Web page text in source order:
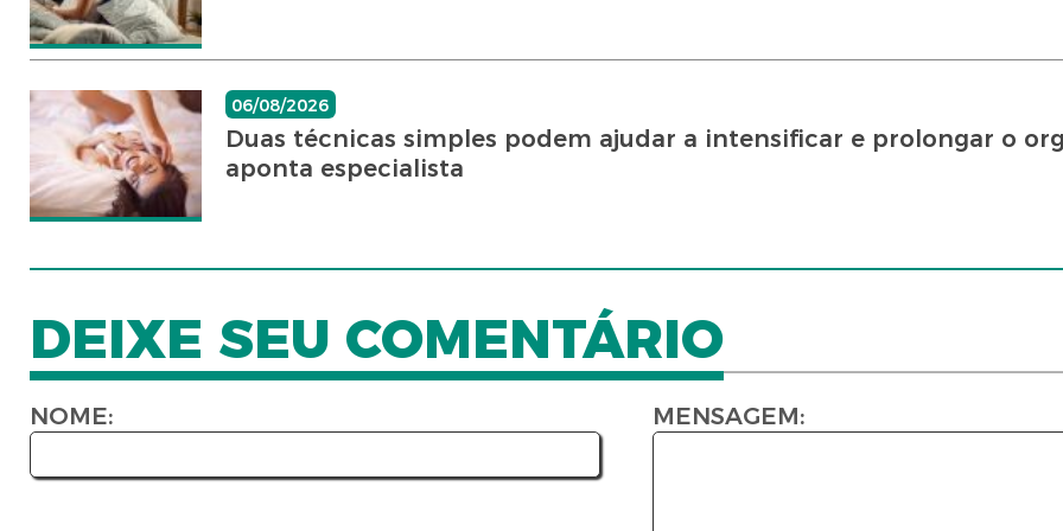
06/08/2026
Duas técnicas simples podem ajudar a intensificar e prolongar o
aponta especialista
DEIXE SEU COMENTÁRIO
NOME: MENSAGEM: